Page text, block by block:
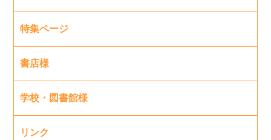
特集ページ
書店様
学校・図書館様
リンク